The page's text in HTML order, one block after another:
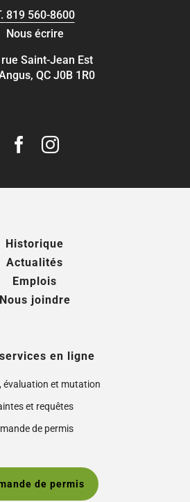
819 560-8600
Nous écrire
Saint-Jean Est
QC J0B 1R0
Historique
Actualités
Emplois
Nous joindre
en ligne
évaluation et mutation
et requêtes
de permis
de permis